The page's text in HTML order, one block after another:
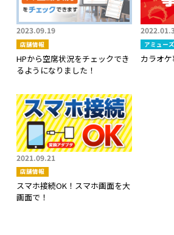
2023.09.19
店舗情報
HPから空席状況をチェックでき
るようになりました！
アミュー
カラオ
2021.09.21
店舗情報
スマホ接続OK！スマホ画面を大
画面で！